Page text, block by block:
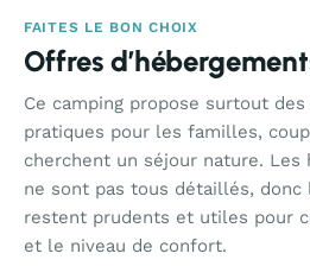
FAITES LE BON CHOIX
Offres
Ce camping propose surtout
pratiques pour les familles,
cherchent un séjour nature. Les
ne sont pas tous détaillés,
restent prudents et utiles pour
et le niveau de confort.